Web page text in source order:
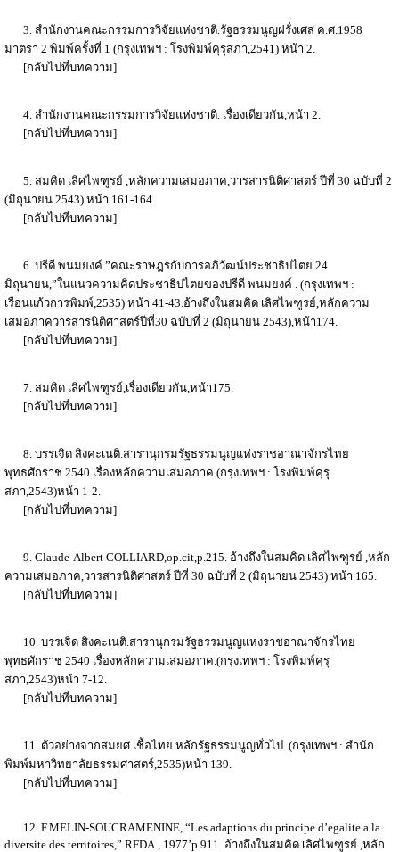
3. สำนักงานคณะกรรมการวิจัยแห่งชาติ.รัฐธรรมนูญฝรั่งเศส ค.ศ.1958
มาตรา 2 พิมพ์ครั้งที่ 1 (กรุงเทพฯ : โรงพิมพ์คุรุสภา,2541) หน้า 2.
[กลับไปที่บทความ]
4. สำนักงานคณะกรรมการวิจัยแห่งชาติ. เรื่องเดียวกัน,หน้า 2.
[กลับไปที่บทความ]
5. สมคิด เลิศไพฑูรย์ ,หลักความเสมอภาค,วารสารนิติศาสตร์ ปีที่ 30 ฉบับที่ 2
(มิถุนายน 2543) หน้า 161-164.
[กลับไปที่บทความ]
6. ปรีดี พนมยงค์.”คณะราษฎรกับการอภิวัฒน์ประชาธิปไตย 24
มิถุนายน,”ในแนวความคิดประชาธิปไตยของปรีดี พนมยงค์ . (กรุงเทพฯ :
เรือนแก้วการพิมพ์,2535) หน้า 41-43.อ้างถึงในสมคิด เลิศไพฑูรย์,หลักความ
เสมอภาควารสารนิติศาสตร์ปีที่30 ฉบับที่ 2 (มิถุนายน 2543),หน้า174.
[กลับไปที่บทความ]
7. สมคิด เลิศไพฑูรย์,เรื่องเดียวกัน,หน้า175.
[กลับไปที่บทความ]
8. บรรเจิด สิงคะเนติ.สารานุกรมรัฐธรรมนูญแห่งราชอาณาจักรไทย
พุทธศักราช 2540 เรื่องหลักความเสมอภาค.(กรุงเทพฯ : โรงพิมพ์คุรุ
สภา,2543)หน้า 1-2.
[กลับไปที่บทความ]
9. Claude-Albert COLLIARD,op.cit,p.215. อ้างถึงในสมคิด เลิศไพฑูรย์ ,หลัก
ความเสมอภาค,วารสารนิติศาสตร์ ปีที่ 30 ฉบับที่ 2 (มิถุนายน 2543) หน้า 165.
[กลับไปที่บทความ]
10. บรรเจิด สิงคะเนติ.สารานุกรมรัฐธรรมนูญแห่งราชอาณาจักรไทย
พุทธศักราช 2540 เรื่องหลักความเสมอภาค.(กรุงเทพฯ : โรงพิมพ์คุรุ
สภา,2543)หน้า 7-12.
[กลับไปที่บทความ]
11. ตัวอย่างจากสมยศ เชื้อไทย.หลักรัฐธรรมนูญทั่วไป. (กรุงเทพฯ : สำนัก
พิมพ์มหาวิทยาลัยธรรมศาสตร์,2535)หน้า 139.
[กลับไปที่บทความ]
12. F.MELIN-SOUCRAMENINE, “Les adaptions du principe d’egalite a la
diversite des territoires,” RFDA., 1977’p.911. อ้างถึงในสมคิด เลิศไพฑูรย์ ,หลัก